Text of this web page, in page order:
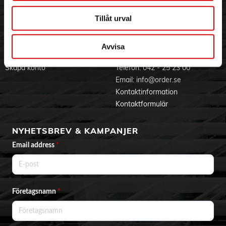
Tillåt urval
Avvisa
Om cookies
Skapa konto
KONTAKTA OSS
Telefon:042 - 25 23 00
Email: info@order.se
Kontaktinformation
Kontaktformulär
NYHETSBREV & KAMPANJER
Email address *
Företagsnamn*